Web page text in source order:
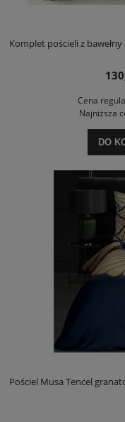
Komplet pościeli z
Cena
Najniższa
DO
Pościel Musa Tencel